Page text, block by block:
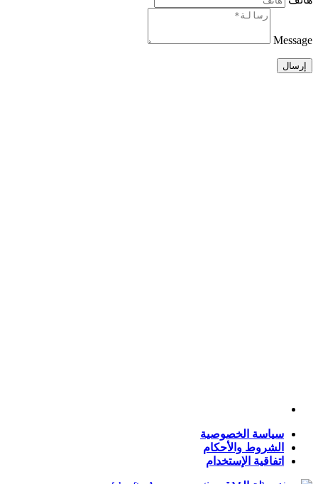
Message
إرسال
سياسة الخصوصية
الشروط والأحكام
اتفاقية الإستخدام